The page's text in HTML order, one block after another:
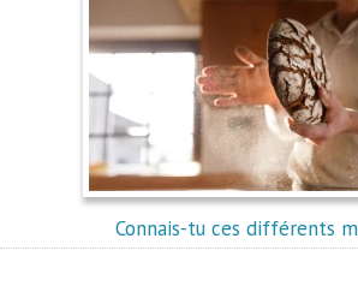
Connais-tu ces différents